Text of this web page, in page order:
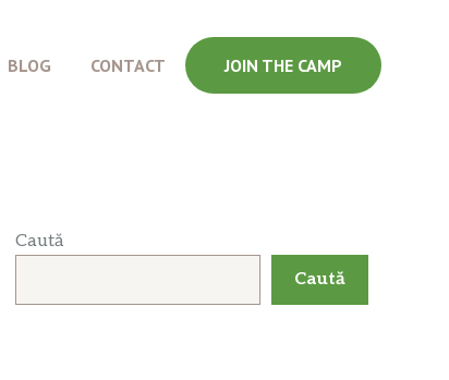
BLOG CONTACT JOIN THE CAMP
Caută
Caută